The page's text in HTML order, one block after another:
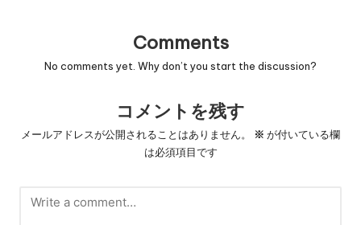
Comments
No comments yet. Why don’t you start the discussion?
コメントを残す
メールアドレスが公開されることはありません。 ※ が付いている欄
は必須項目です